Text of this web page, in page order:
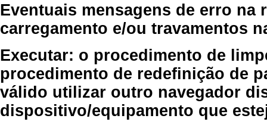
Eventuais mensagens de erro
carregamento e/ou travamentos
Executar: o procedimento de
procedimento de redefinição de
válido utilizar outro navegador
dispositivo/equipamento que